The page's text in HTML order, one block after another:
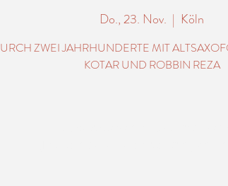
Do., 23. Nov.
  |
Köln
ZWEI JAHRHUNDERTE MIT
KOTAR UND ROBBIN REZA